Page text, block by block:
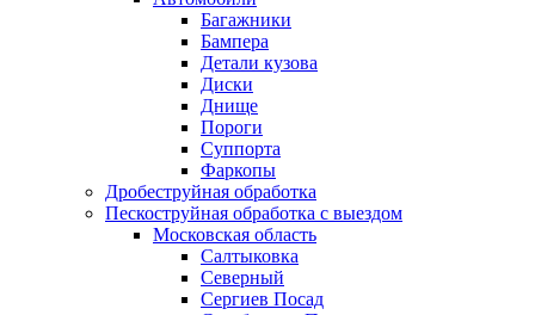
Багажники
Бампера
Детали кузова
Диски
Днище
Пороги
Суппорта
Фаркопы
Дробеструйная обработка
Пескоструйная обработка с выездом
Московская область
Салтыковка
Северный
Сергиев Посад